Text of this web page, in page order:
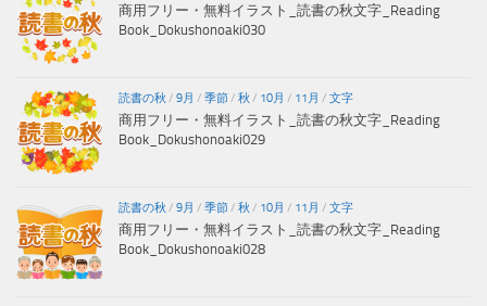
商用フリー・無料イラスト_読書の秋文字_Reading
Book_Dokushonoaki030
読書の秋 / 9月 / 季節/ 秋 / 10月 / 11月 / 文字
商用フリー・無料イラスト_読書の秋文字_Reading
Book_Dokushonoaki029
読書の秋 / 9月 / 季節/ 秋 / 10月 / 11月 / 文字
商用フリー・無料イラスト_読書の秋文字_Reading
Book_Dokushonoaki028